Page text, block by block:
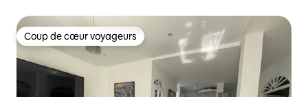
Coup de cœur voyageurs
Coup de cœur voyageurs